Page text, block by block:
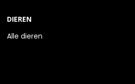
DIEREN
Alle dieren